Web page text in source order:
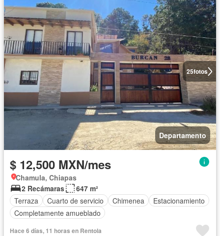
25fotos
Departamento
$ 12,500 MXN/mes
Chamula, Chiapas
2 Recámaras
647 m²
Terraza
Cuarto de servicio Chimenea
Estacionamiento
Completamente amueblado
Hace 6 días, 11 horas en Rentola